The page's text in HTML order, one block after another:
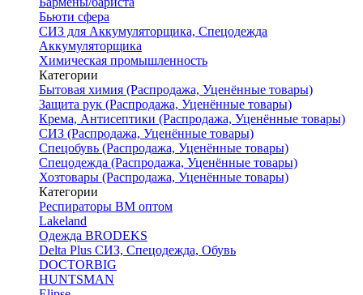
Бьюти сфера
СИЗ для Аккумуляторщика, Спецодежда
Аккумуляторщика
Химическая промышленность
Категории
Бытовая химия (Распродажа, Уценённые товары)
Защита рук (Распродажа, Уценённые товары)
Крема, Антисептики (Распродажа, Уценённые товары)
СИЗ (Распродажа, Уценённые товары)
Спецобувь (Распродажа, Уценённые товары)
Спецодежда (Распродажа, Уценённые товары)
Хозтовары (Распродажа, Уценённые товары)
Категории
Респираторы ВМ оптом
Lakeland
Одежда BRODEKS
Delta Plus СИЗ, Спецодежда, Обувь
DOCTORBIG
HUNTSMAN